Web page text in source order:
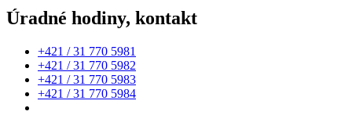
Úradné hodiny, kontakt
+421 / 31 770 5981
+421 / 31 770 5982
+421 / 31 770 5983
+421 / 31 770 5984